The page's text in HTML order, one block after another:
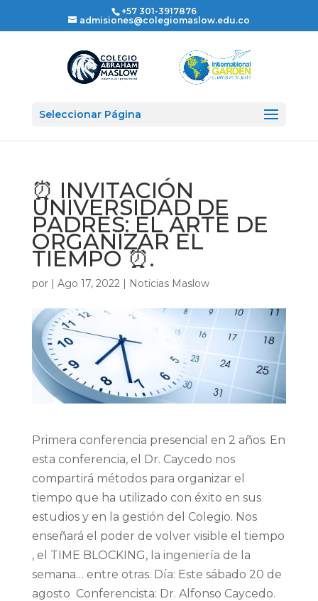
+57 301-3917876
admisiones@colegiomaslow.edu.co
Seleccionar Página
⏰ INVITACIÓN
UNIVERSIDAD DE
PADRES: EL ARTE DE
ORGANIZAR EL
TIEMPO ⏰.
por | Ago 17, 2022| Noticias Maslow
Primera conferencia presencial en 2 años. En
esta conferencia, el Dr. Caycedo nos
compartirá métodos para organizar el
tiempo que ha utilizado con éxito en sus
estudios y en la gestión del Colegio. Nos
enseñará el poder de volver visible el tiempo
, el TIME BLOCKING, la ingeniería de la
semana… entre otras. Día: Este sábado 20 de
agosto Conferencista: Dr. Alfonso Caycedo.